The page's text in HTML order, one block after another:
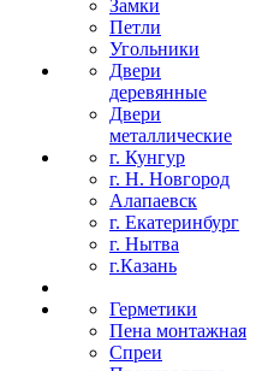
Замки
Петли
Угольники
Двери
деревянные
Двери
металлические
г. Кунгур
г. Н. Новгород
Алапаевск
г. Екатеринбург
г. Нытва
г.Казань
Герметики
Пена монтажная
Спреи